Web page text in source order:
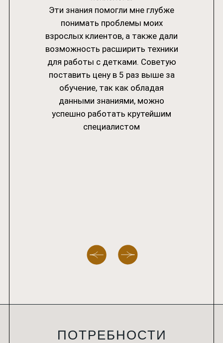
Эти знания помогли мне глубже
понимать проблемы моих
взрослых клиентов, а также дали
возможность расширить техники
для работы с детками. Советую
поставить цену в 5 раз выше за
обучение, так как обладая
данными знаниями, можно
успешно работать крутейшим
специалистом
ПОТРЕБНОСТИ
Приёмная комиссия
adm.sargi@yandex.ru
+7 (937)832-88-85
Институт Психологии Сарги © 2026